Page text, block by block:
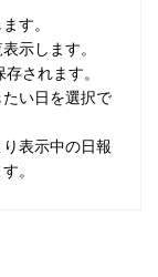
す。
示します。
されます。
たい日を選択で
表示中の日報
。